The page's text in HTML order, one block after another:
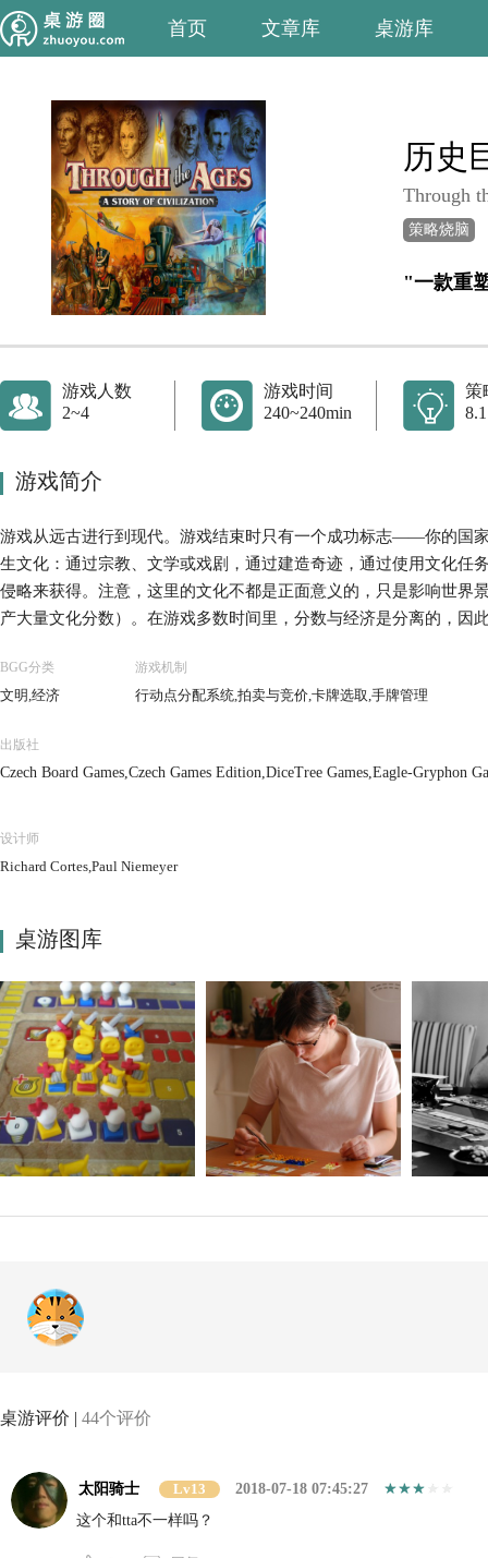
首页 文章库 桌游库
历史
Through
策略烧脑
"一款重
游戏人数
2~4
游戏时间
240~240min
策
8.1
游戏简介
游戏从远古进行到现代。游戏结束时只有一个成功标志——你的国
生文化：通过宗教、文学或戏剧，通过建造奇迹，通过使用文化任
侵略来获得。注意，这里的文化不都是正面意义的，只是影响世界
产大量文化分数）。在游戏多数时间里，分数与经济是分离的，
戏进程中，行动次数可以增加（转换到更高级的政府模式），但每
玩家策略必须适应实际情况。玩家可以建造或发展的所有东西都展
济。 除了这些文明牌，还有每个时代的政治牌。这些政治牌允许
自己准备牌堆，之后随机抽取。玩家需要决定准备帮助自己多于对
然而，游戏中的战争和侵略绝对是非常有趣的方式，通常导致所有
动战争。这正是经济的另一方面——怎样花费尽可能少的资源建设
启发式版本，时间更短（进行到文艺复兴），更容易解读，特别容
个游戏。
BGG分类
文明,经济
游戏机制
行动点分配系统,拍卖与竞价,卡牌选取,手牌管理
出版社
Czech Board Games,Czech Games Edition,DiceTree Games,Eagle-Gryphon
设计师
Richard Cortes,Paul Niemeyer
桌游图库
桌游评价 | 44个评价
太阳骑士 Lv13
2018-07-18 07:45:27
这个和tta不一样吗？